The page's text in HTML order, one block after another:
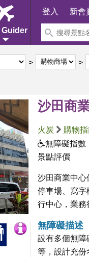
Guider
登入 新會
沙田商
火炭 購物
無障礙指數
景點評價
沙田商業中心
停車場、寫字
行中心，業務
無障礙描述
設有多個無障
等，設計充份